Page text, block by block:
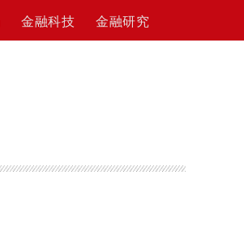
金融科技 金融研究